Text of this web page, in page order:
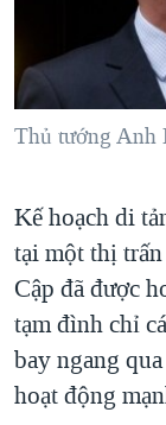
NGƯỜI VIỆT
ĐỜI SỐNG
KINH TẾ
KHOA HỌC
THỂ THAO
GIÁO DỤC
HÀNH TRÌNH
MỘT NĂM
GIẢI MÃ VÀNH
TRỊNH VĨNH
GROUND
CHI PHÍ
CÁC GIÁ TRỊ
THƯỢNG
NGHE
MẠNG XÃ HỘI
Ngôn ngữ
Thủ tướng Anh
Kế hoạch di
tại một thị
Cập đã được
tạm đình chỉ
bay ngang
hoạt động